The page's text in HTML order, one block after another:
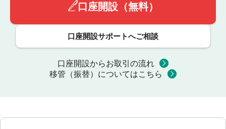
口座開設（無料）
口座開設サポートへご相談
口座開設からお取引の流れ
移管（振替）についてはこちら